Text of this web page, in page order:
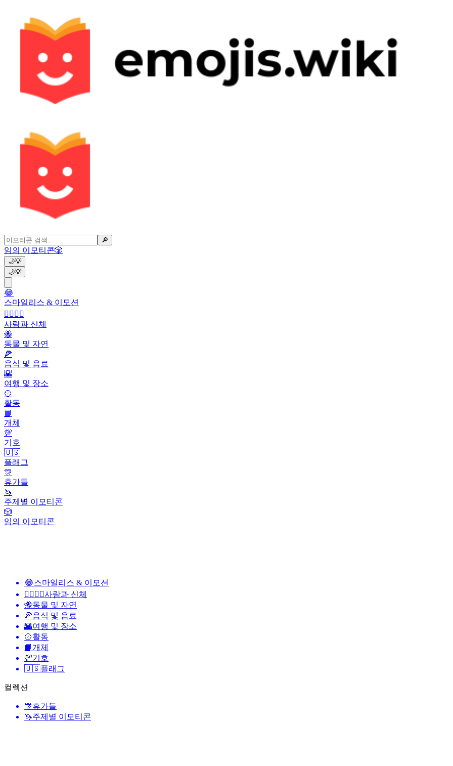
🔎
임의 이모티콘🎲
🌙💡
🌙💡
😂
스마일리스 & 이모션
👩‍❤️‍💋‍👨
사람과 신체
🐝
동물 및 자연
🍕
음식 및 음료
🌇
여행 및 장소
🥎
활동
📙
개체
💯
기호
🇺🇸
플래그
🎊
휴가들
🦄
주제별 이모티콘
🎲
임의 이모티콘
😂스마일리스 & 이모션
👩‍❤️‍💋‍👨사람과 신체
🐝동물 및 자연
🍕음식 및 음료
🌇여행 및 장소
🥎활동
📙개체
💯기호
🇺🇸플래그
컬렉션
🎊휴가들
🦄주제별 이모티콘